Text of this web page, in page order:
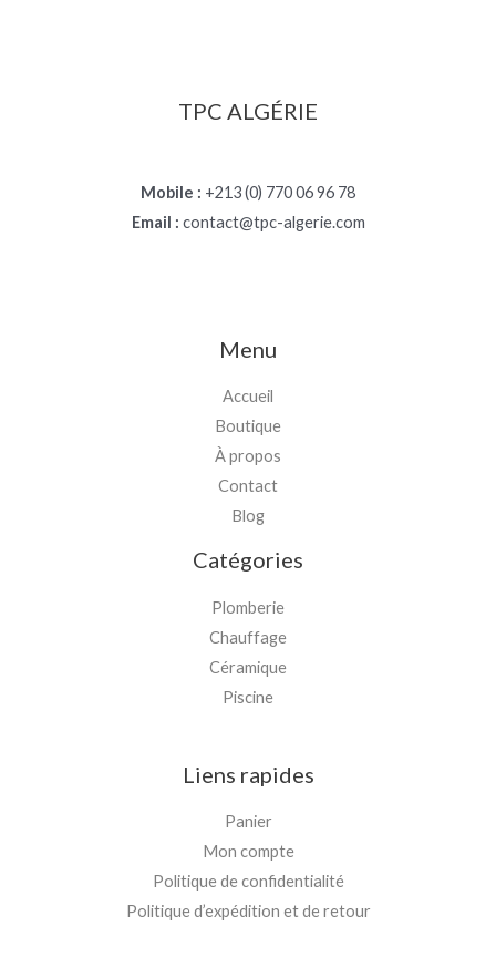
TPC ALGÉRIE
Mobile : +213 (0) 770 06 96 78
Email : contact@tpc-algerie.com
Menu
Accueil
Boutique
À propos
Contact
Blog
Catégories
Plomberie
Chauffage
Céramique
Piscine
Liens rapides
Panier
Mon compte
Politique de confidentialité
Politique d’expédition et de retour